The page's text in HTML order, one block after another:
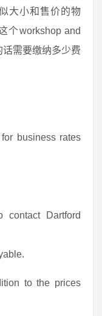
大小和售价的物
个workshop and
需要缴纳多少费
business rates
contact Dartford
to the prices